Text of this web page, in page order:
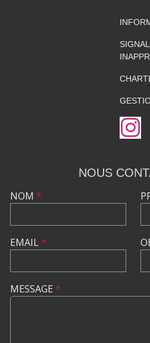
NOUS
NOM *
EMAIL*
MESSAGE *